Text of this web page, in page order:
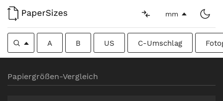
mm
A B US C-Umschlag
Papiergrößen-Vergleich